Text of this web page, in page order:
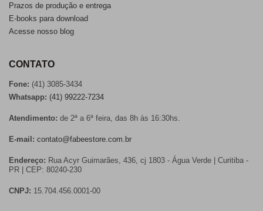
Prazos de produção e entrega
E-books para download
Acesse nosso blog
CONTATO
Fone: (41) 3085-3434
Whatsapp: (41) 99222-7234
Atendimento: de 2ª a 6ª feira, das 8h às 16:30hs.
E-mail: contato@fabeestore.com.br
Endereço: Rua Acyr Guimarães, 436, cj 1803 - Água Verde | Curitiba -
PR | CEP: 80240-230
CNPJ: 15.704.456.0001-00